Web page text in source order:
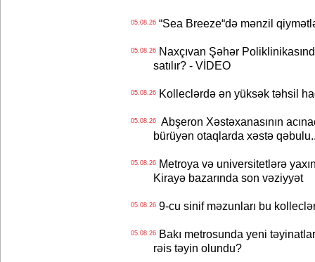
05.08.26“Sea Breeze“də mənzil
05.08.26Naxçıvan Şəhər
satılır? - VİDEO
05.08.26Kolleclərdə ən yüksək təhsil
05.08.26Abşeron Xəstəxanasının
bürüyən otaqlarda xəstə
05.08.26Metroya və universitetlərə
Kirayə bazarında son vəziyyət
05.08.269-cu sinif məzunları bu
05.08.26Bakı metrosunda yeni
rəis təyin olundu?